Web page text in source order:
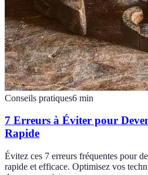
Conseils pratiques6 min
7 Erreurs à Éviter pour
Rapide
Évitez ces 7 erreurs fréquentes pour
rapide et efficace. Optimisez vos